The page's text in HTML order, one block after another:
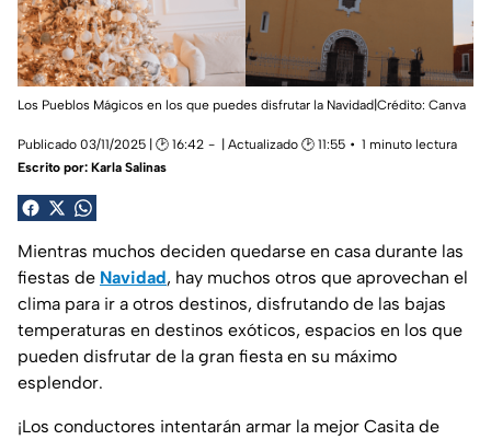
Los Pueblos Mágicos en los que puedes disfrutar la Navidad|Crédito: Canva
Publicado 03/11/2025 | 🕑 16:42 | Actualizado 🕑 11:55
1 minuto lectura
Escrito por: Karla Salinas
Mientras muchos deciden quedarse en casa durante las
fiestas de Navidad, hay muchos otros que aprovechan el
clima para ir a otros destinos, disfrutando de las bajas
temperaturas en destinos exóticos, espacios en los que
pueden disfrutar de la gran fiesta en su máximo
esplendor.
¡Los conductores intentarán armar la mejor Casita de